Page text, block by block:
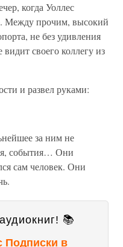
когда Уоллес
Между прочим, высокий
не без удивления
своего коллегу из
и развел руками:
за ним не
события… Они
сам человек. Они
📚
Подписки в